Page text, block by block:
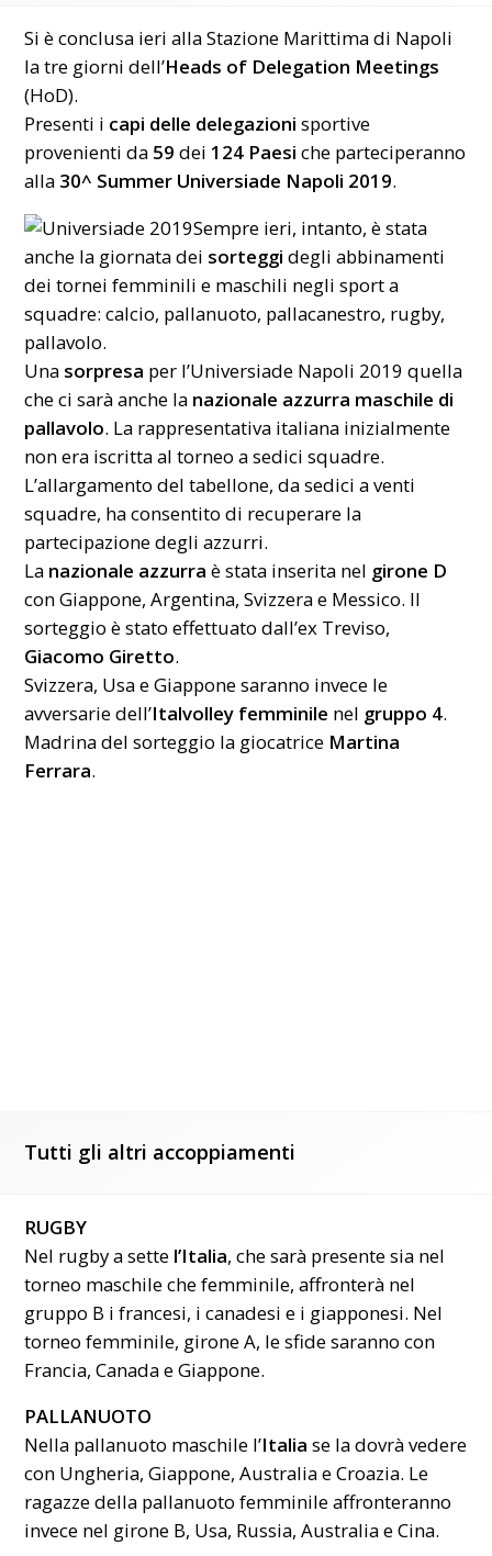
Si è conclusa ieri alla Stazione Marittima di Napoli
la tre giorni dell’Heads of Delegation Meetings
(HoD).
Presenti i capi delle delegazioni sportive
provenienti da 59 dei 124 Paesi che parteciperanno
alla 30^ Summer Universiade Napoli 2019.
Sempre ieri, intanto, è stata
anche la giornata dei sorteggi degli abbinamenti
dei tornei femminili e maschili negli sport a
squadre: calcio, pallanuoto, pallacanestro, rugby,
pallavolo.
Una sorpresa per l’Universiade Napoli 2019 quella
che ci sarà anche la nazionale azzurra maschile di
pallavolo. La rappresentativa italiana inizialmente
non era iscritta al torneo a sedici squadre.
L’allargamento del tabellone, da sedici a venti
squadre, ha consentito di recuperare la
partecipazione degli azzurri.
La nazionale azzurra è stata inserita nel girone D
con Giappone, Argentina, Svizzera e Messico. Il
sorteggio è stato effettuato dall’ex Treviso,
Giacomo Giretto.
Svizzera, Usa e Giappone saranno invece le
avversarie dell’Italvolley femminile nel gruppo 4.
Madrina del sorteggio la giocatrice Martina
Ferrara.
Tutti gli altri accoppiamenti
RUGBY
Nel rugby a sette l’Italia, che sarà presente sia nel
torneo maschile che femminile, affronterà nel
gruppo B i francesi, i canadesi e i giapponesi. Nel
torneo femminile, girone A, le sfide saranno con
Francia, Canada e Giappone.
PALLANUOTO
Nella pallanuoto maschile l’Italia se la dovrà vedere
con Ungheria, Giappone, Australia e Croazia. Le
ragazze della pallanuoto femminile affronteranno
invece nel girone B, Usa, Russia, Australia e Cina.